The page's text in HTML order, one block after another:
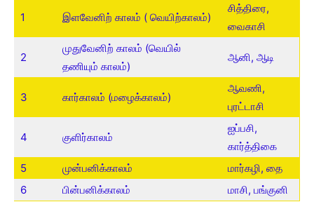
1 இளவேனிற் காலம் ( வெயிற்காலம்)
சித்திரை,
வைகாசி
2
முதுவேனிற் காலம் (வெயில்
தணியும் காலம்)
ஆனி, ஆடி
3 கார்காலம் (மழைக்காலம்)
ஆவணி,
புரட்டாசி
4 குளிர்காலம்
ஐப்பசி,
கார்த்திகை
5
முன்பனிக்காலம்
மார்கழி, தை
6
பின்பனிக்காலம் மாசி, பங்குனி